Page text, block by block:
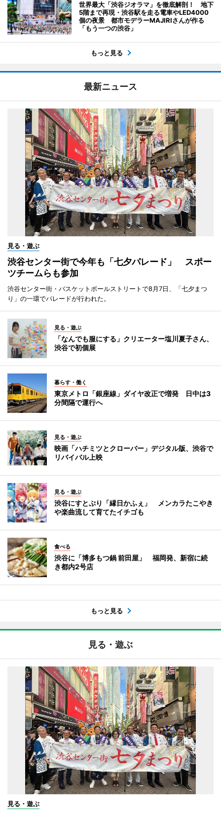
世界最大「渋谷ジオラマ」を徹底解剖！ 地下
5階まで再現・渋谷駅を走る電車やLED4000
個の夜景 都市モデラーMAJIRIさんが作る
「もう一つの渋谷」
もっと見る
最新ニュース
見る・遊ぶ
渋谷センター街で今年も「七夕パレード」 スポー
ツチームらも参加
渋谷センター街・バスケットボールストリートで8月7日、「七夕まつ
り」の一環でパレードが行われた。
見る・遊ぶ
「なんでも服にする」クリエーター塩川夏子さん、
渋谷で初個展
暮らす・働く
東京メトロ「銀座線」ダイヤ改正で増発 日中は3
分間隔で運行へ
見る・遊ぶ
映画「ハチミツとクローバー」デジタル版、渋谷で
リバイバル上映
見る・遊ぶ
渋谷にすとぷり「縁日かふぇ」 メンカラたこやき
や楽曲流して育てたイチゴも
食べる
渋谷に「博多もつ鍋 前田屋」 福岡発、新宿に続
き都内2号店
もっと見る
見る・遊ぶ
見る・遊ぶ